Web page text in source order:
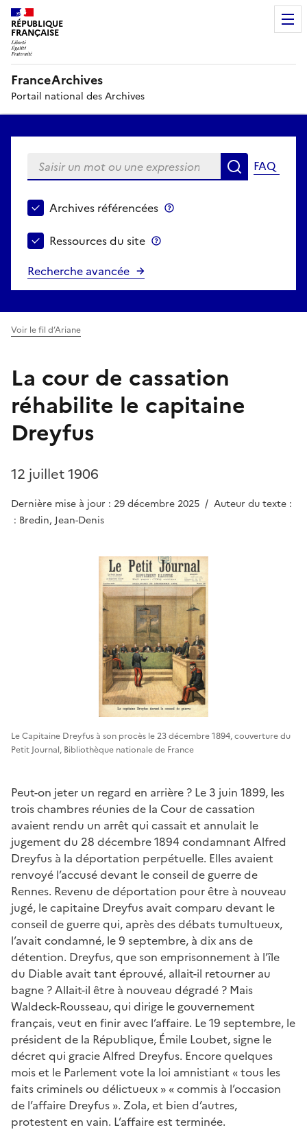
RÉPUBLIQUE
FRANÇAISE
FranceArchives
Portail national des Archives
Saisir un mot ou une expression Rechercher
FAQ
Choisir le périmètre de recherche
Archives référencées
Ressources du site
Recherche avancée
Voir le fil d’Ariane
La cour de cassation
réhabilite le capitaine
Dreyfus
12 juillet 1906
Dernière mise à jour : 29 décembre 2025 / Auteur du texte :
: Bredin, Jean-Denis
Le Capitaine Dreyfus à son procès le 23 décembre 1894, couverture du
Petit Journal, Bibliothèque nationale de France
Peut-on jeter un regard en arrière ? Le 3 juin 1899, les
trois chambres réunies de la Cour de cassation
avaient rendu un arrêt qui cassait et annulait le
jugement du 28 décembre 1894 condamnant Alfred
Dreyfus à la déportation perpétuelle. Elles avaient
renvoyé l’accusé devant le conseil de guerre de
Rennes. Revenu de déportation pour être à nouveau
jugé, le capitaine Dreyfus avait comparu devant le
conseil de guerre qui, après des débats tumultueux,
l’avait condamné, le 9 septembre, à dix ans de
détention. Dreyfus, que son emprisonnement à l’île
du Diable avait tant éprouvé, allait-il retourner au
bagne ? Allait-il être à nouveau dégradé ? Mais
Waldeck-Rousseau, qui dirige le gouvernement
français, veut en finir avec l’affaire. Le 19 septembre, le
président de la République, Émile Loubet, signe le
décret qui gracie Alfred Dreyfus. Encore quelques
mois et le Parlement vote la loi amnistiant « tous les
faits criminels ou délictueux » « commis à l’occasion
de l’affaire Dreyfus ». Zola, et bien d’autres,
protestent en vain. L’affaire est terminée.